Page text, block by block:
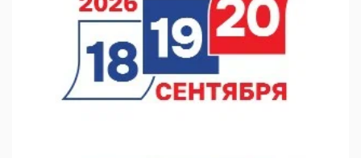
«Музыка балконов»